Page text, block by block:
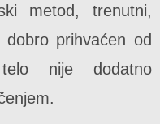
metod, trenutni,
prihvaćen od
nije dodatno